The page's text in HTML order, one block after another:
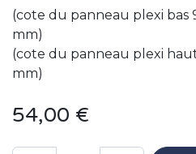
(cote du panneau plexi bas
mm)
(cote du panneau plexi haut
mm)
54,00 €